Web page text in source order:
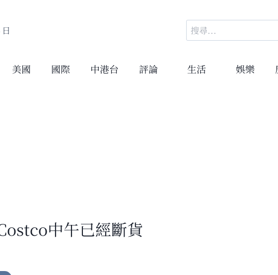
搜
尋
鍵
美國 國際 中港台 評論 生活 娛樂
中午已經斷貨